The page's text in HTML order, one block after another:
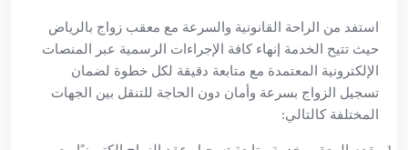
استفد من الراحة القانونية والسرعة مع معقب زواج بالرياض
حيث تتيح الخدمة إنهاء كافة الإجراءات الرسمية عبر المنصات
الإلكترونية المعتمدة مع متابعة دقيقة لكل خطوة لضمان
تسجيل الزواج بسرعة وأمان دون الحاجة للتنقل بين الجهات
المختلفة كالتالي: